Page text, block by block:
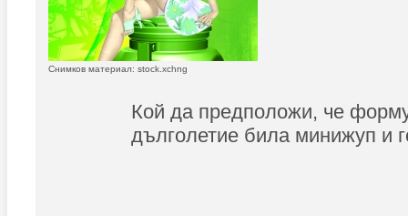
Снимков материал: stock.xchng
Кой да предположи, че
дълголетие била минижуп и